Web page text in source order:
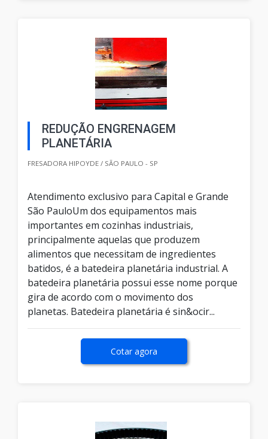
REDUÇÃO ENGRENAGEM
PLANETÁRIA
FRESADORA HIPOYDE / SÃO PAULO - SP
Atendimento exclusivo para Capital e Grande
São PauloUm dos equipamentos mais
importantes em cozinhas industriais,
principalmente aquelas que produzem
alimentos que necessitam de ingredientes
batidos, é a batedeira planetária industrial. A
batedeira planetária possui esse nome porque
gira de acordo com o movimento dos
planetas. Batedeira planetária é sin&ocir...
Cotar agora